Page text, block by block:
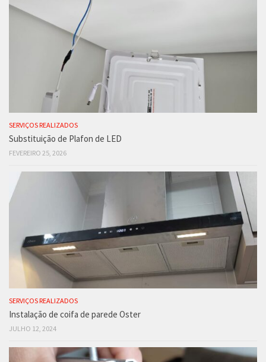
SERVIÇOS REALIZADOS
Substituição de Plafon de LED
FEVEREIRO 25, 2026
SERVIÇOS REALIZADOS
Instalação de coifa de parede Oster
JULHO 12, 2024